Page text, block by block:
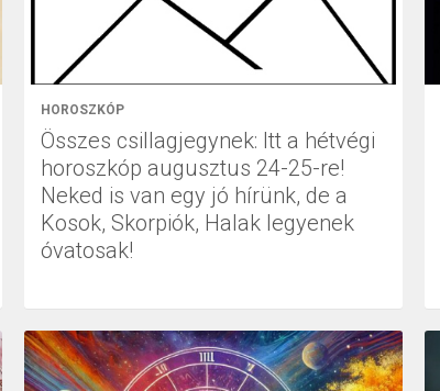
HOROSZKÓP
Összes csillagjegynek: Itt a hétvégi
horoszkóp augusztus 24-25-re!
Neked is van egy jó hírünk, de a
Kosok, Skorpiók, Halak legyenek
óvatosak!